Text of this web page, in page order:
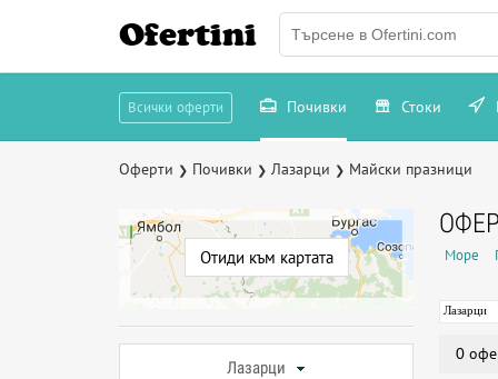
Ofertini
Всички оферти Почивки Стоки
Оферти ❯ Почивки ❯ Лазарци ❯ Майски празници
Отиди към картата
Лазарци
Море
Лазарци
0